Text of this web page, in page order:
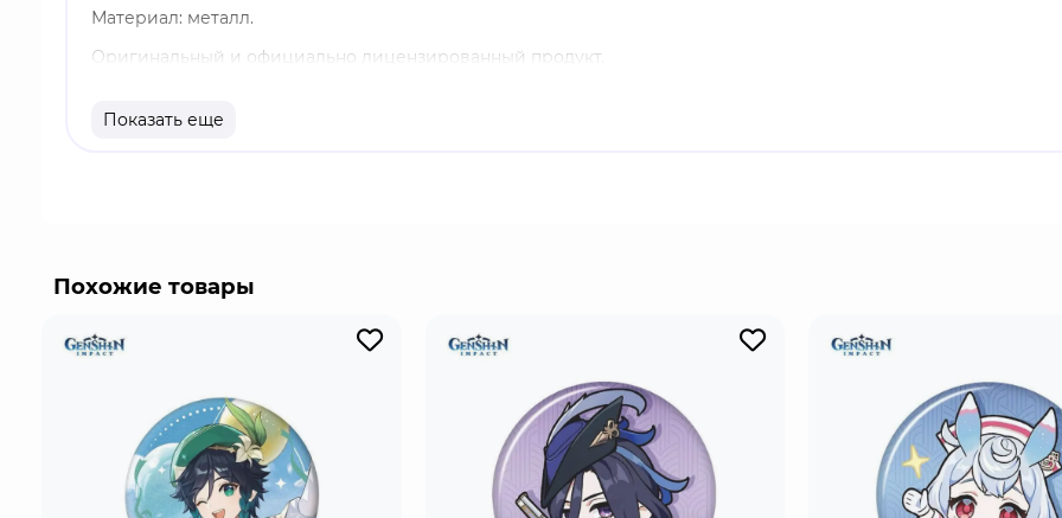
Материал: металл.
Оригинальный и официально лицензированный продукт.
Дилюк Рагнвиндр - играбельный Пиро персонаж. Уважаемый гражданин Мондштадта и владелец Винокурни
Показать еще
Похожие товары